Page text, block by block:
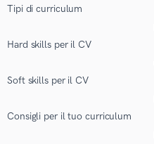
Tipi di curriculum
Hard skills per il CV
Soft skills per il CV
Consigli per il tuo curriculum